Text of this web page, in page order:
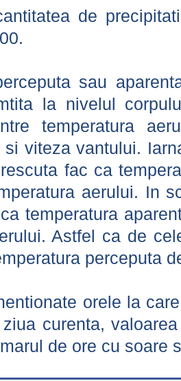
de
sau
la nivelul
temperatura
si viteza vantului.
fac ca
aerului. In
temperatura
Astfel ca de
perceputa
orele la
curenta,
de ore cu soare